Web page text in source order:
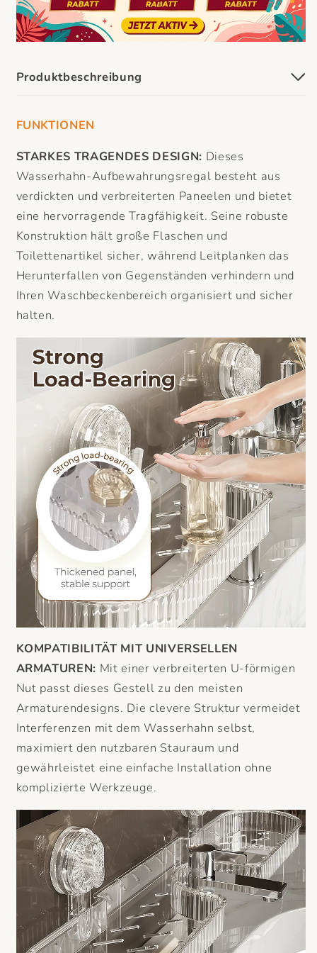
Produktbeschreibung
FUNKTIONEN
STARKES TRAGENDES DESIGN: Dieses
Wasserhahn-Aufbewahrungsregal besteht aus
verdickten und verbreiterten Paneelen und bietet
eine hervorragende Tragfähigkeit. Seine robuste
Konstruktion hält große Flaschen und
Toilettenartikel sicher, während Leitplanken das
Herunterfallen von Gegenständen verhindern und
Ihren Waschbeckenbereich organisiert und sicher
halten.
KOMPATIBILITÄT MIT UNIVERSELLEN
ARMATUREN: Mit einer verbreiterten U-förmigen
Nut passt dieses Gestell zu den meisten
Armaturendesigns. Die clevere Struktur vermeidet
Interferenzen mit dem Wasserhahn selbst,
maximiert den nutzbaren Stauraum und
gewährleistet eine einfache Installation ohne
komplizierte Werkzeuge.